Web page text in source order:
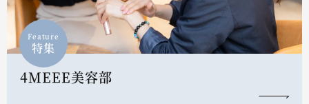
Feature
特集
4MEEE美容部